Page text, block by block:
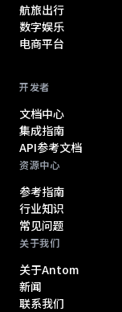
航旅出行
数字娱乐
电商平台
开发者
文档中心
集成指南
API参考文档
资源中心
参考指南
行业知识
常见问题
关于我们
关于Antom
新闻
联系我们